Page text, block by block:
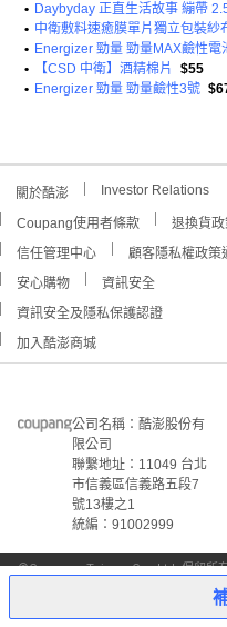
• Daybyday 正直生活故事 繃帶
• 中衛敷料速癒膜單片獨立包裝
• Energizer 勁量 勁量MAX鹼性電
•
【CSD 中衛】酒精棉片
$55
• Energizer 勁量 勁量鹼性3號
關於酷澎 Investor Relations
Coupang使用者條款
退換貨
信任管理中心
顧客隱私權政策
安心購物
資訊安全
資訊安全及隱私保護認證
加入酷澎商城
公司名稱：酷澎股份有
限公司
聯繫地址：11049 台北
市信義區信義路五段7
號13樓之1
統編：91002999
©Coupang Taiwan Co., Ltd. 保留所
限公司和/或其在美國和其他國家/地區